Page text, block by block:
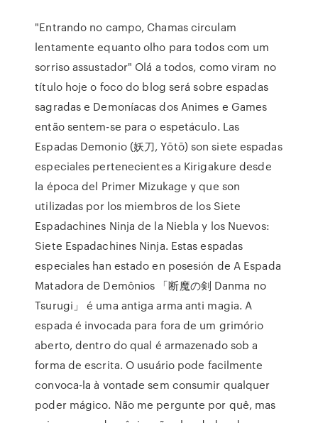
"Entrando no campo, Chamas circulam
lentamente equanto olho para todos com um
sorriso assustador" Olá a todos, como viram no
título hoje o foco do blog será sobre espadas
sagradas e Demoníacas dos Animes e Games
então sentem-se para o espetáculo. Las
Espadas Demonio (妖刀, Yōtō) son siete espadas
especiales pertenecientes a Kirigakure desde
la época del Primer Mizukage y que son
utilizadas por los miembros de los Siete
Espadachines Ninja de la Niebla y los Nuevos:
Siete Espadachines Ninja. Estas espadas
especiales han estado en posesión de A Espada
Matadora de Demônios 「断魔の剣 Danma no
Tsurugi」 é uma antiga arma anti magia. A
espada é invocada para fora de um grimório
aberto, dentro do qual é armazenado sob a
forma de escrita. O usuário pode facilmente
convoca-la à vontade sem consumir qualquer
poder mágico. Não me pergunte por quê, mas